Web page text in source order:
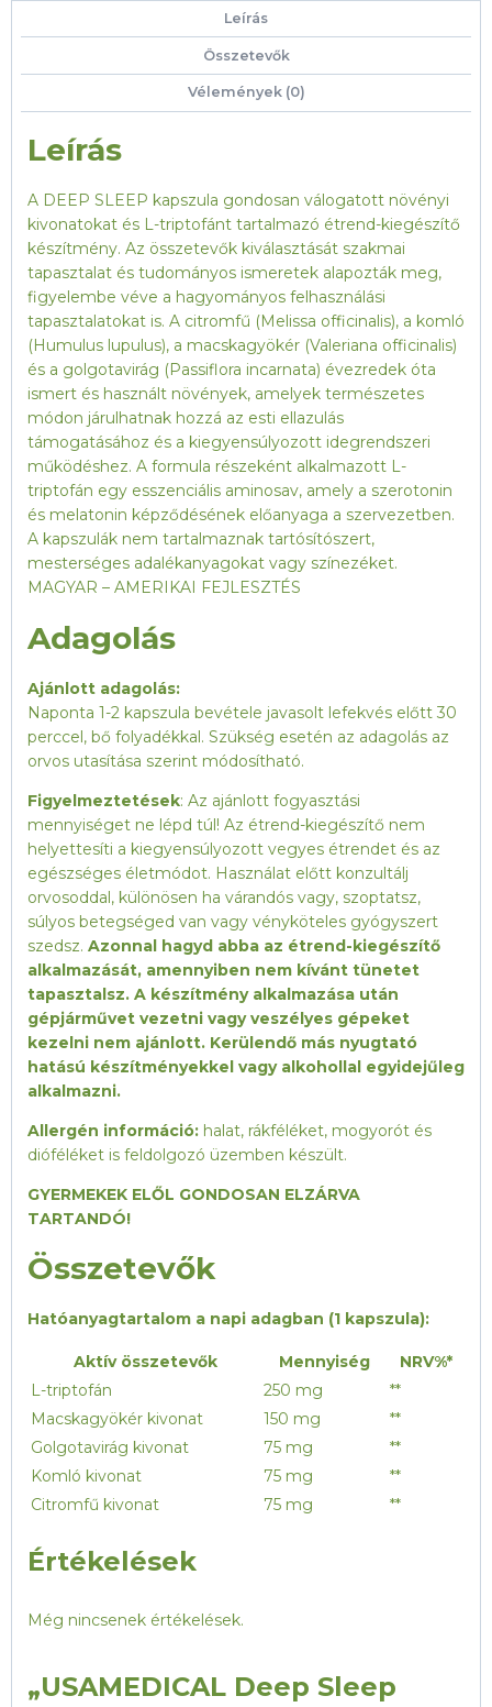
Leírás
Összetevők
Vélemények (0)
Leírás
A DEEP SLEEP kapszula gondosan válogatott növényi
kivonatokat és L-triptofánt tartalmazó étrend-kiegészítő
készítmény. Az összetevők kiválasztását szakmai
tapasztalat és tudományos ismeretek alapozták meg,
figyelembe véve a hagyományos felhasználási
tapasztalatokat is. A citromfű (Melissa officinalis), a komló
(Humulus lupulus), a macskagyökér (Valeriana officinalis)
és a golgotavirág (Passiflora incarnata) évezredek óta
ismert és használt növények, amelyek természetes
módon járulhatnak hozzá az esti ellazulás
támogatásához és a kiegyensúlyozott idegrendszeri
működéshez. A formula részeként alkalmazott L-
triptofán egy esszenciális aminosav, amely a szerotonin
és melatonin képződésének előanyaga a szervezetben.
A kapszulák nem tartalmaznak tartósítószert,
mesterséges adalékanyagokat vagy színezéket.
MAGYAR – AMERIKAI FEJLESZTÉS
Adagolás
Ajánlott adagolás:
Naponta 1-2 kapszula bevétele javasolt lefekvés előtt 30
perccel, bő folyadékkal. Szükség esetén az adagolás az
orvos utasítása szerint módosítható.
Figyelmeztetések: Az ajánlott fogyasztási
mennyiséget ne lépd túl! Az étrend-kiegészítő nem
helyettesíti a kiegyensúlyozott vegyes étrendet és az
egészséges életmódot. Használat előtt konzultálj
orvosoddal, különösen ha várandós vagy, szoptatsz,
súlyos betegséged van vagy vényköteles gyógyszert
szedsz. Azonnal hagyd abba az étrend-kiegészítő
alkalmazását, amennyiben nem kívánt tünetet
tapasztalsz. A készítmény alkalmazása után
gépjárművet vezetni vagy veszélyes gépeket
kezelni nem ajánlott. Kerülendő más nyugtató
hatású készítményekkel vagy alkohollal egyidejűleg
alkalmazni.
Allergén információ: halat, rákféléket, mogyorót és
dióféléket is feldolgozó üzemben készült.
GYERMEKEK ELŐL GONDOSAN ELZÁRVA
TARTANDÓ!
Összetevők
Hatóanyagtartalom a napi adagban (1 kapszula):
Aktív összetevők Mennyiség
NRV%*
L-triptofán
250 mg
**
Macskagyökér kivonat
150 mg
**
Golgotavirág kivonat
75 mg
**
Komló kivonat
75 mg
**
Citromfű kivonat
75 mg **
Értékelések
Még nincsenek értékelések.
„USAMEDICAL Deep Sleep